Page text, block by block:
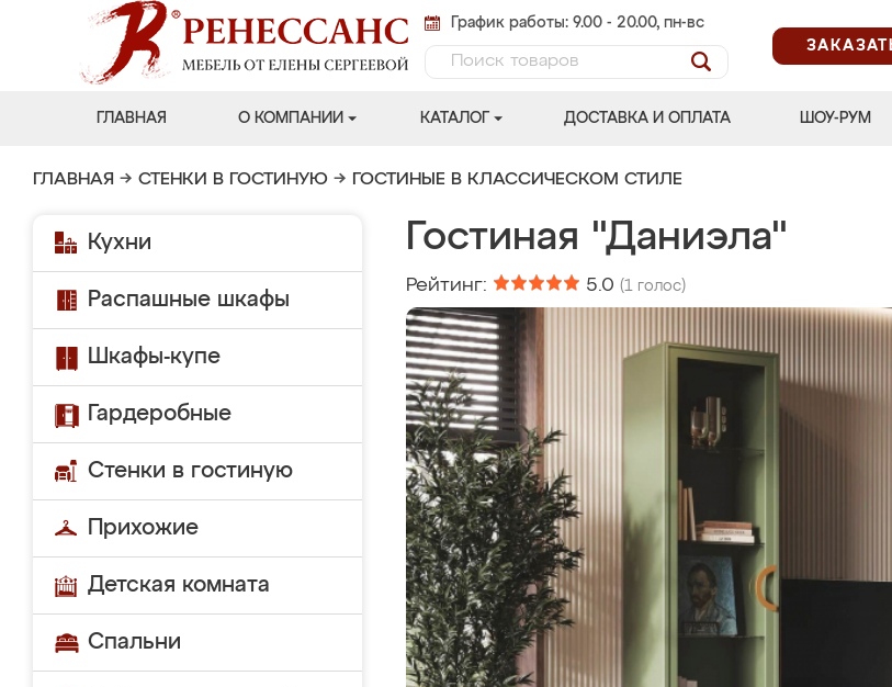
График работы: 9.00 - 20.00, пн-вс
ГЛАВНАЯ О КОМПАНИИ КАТАЛОГ ДОСТАВКА И ОПЛАТА ШОУ-РУМ
ГЛАВНАЯ → СТЕНКИ В ГОСТИНУЮ → ГОСТИНЫЕ В КЛАССИЧЕСКОМ СТИЛЕ
Кухни
Распашные шкафы
Шкафы-купе
Гардеробные
Стенки в гостиную
Прихожие
Детская комната
Спальни
Гостиная "Даниэла"
Рейтинг: 5.0 (1 голос)